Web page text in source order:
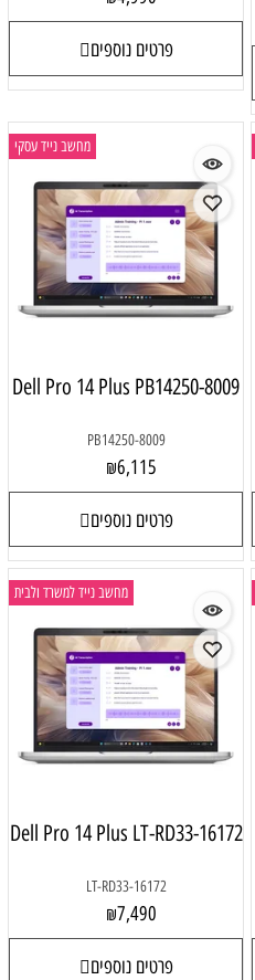
פרטים נוספים
מחשב נייד עסקי
Dell Pro 14 Plus PB14250-8009
PB14250-8009
₪6,115
פרטים נוספים
מחשב נייד למשרד ולבית
Dell Pro 14 Plus LT-RD33-16172
LT-RD33-16172
₪7,490
פרטים נוספים